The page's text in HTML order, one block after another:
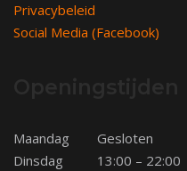
Privacybeleid
Social Media (Facebook)
Maandag
Gesloten
Dinsdag
13:00 – 22:00